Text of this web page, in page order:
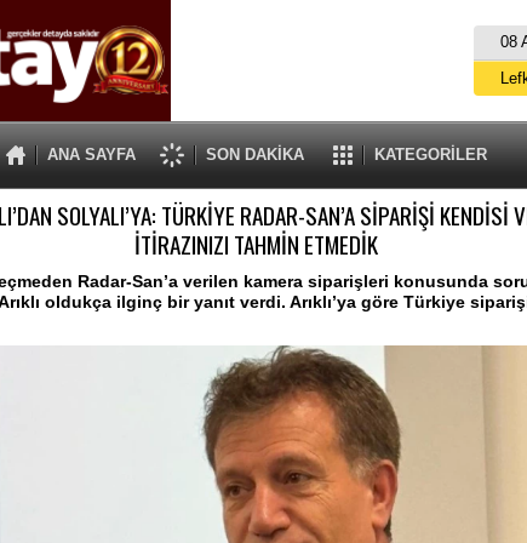
08
ANA SAYFA SON DAKİKA KATEGORİLER
SOLYALI’YA: TÜRKİYE RADAR-SAN’A SİPARİŞİ KENDİSİ
İTİRAZINIZI TAHMİN ETMEDİK
Radar-San’a verilen kamera siparişleri konusunda
oldukça ilginç bir yanıt verdi. Arıklı’ya göre Türkiye